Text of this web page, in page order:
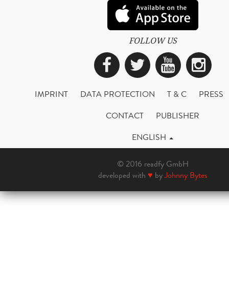
FOLLOW US
Facebook
Twitter
IMPRINT DATA PROTECTION T & C
PRESS
CONTACT
PUBLISHER
ENGLISH
© 2016 readfy GmbH
developed with ♥ byJohnny Bytes